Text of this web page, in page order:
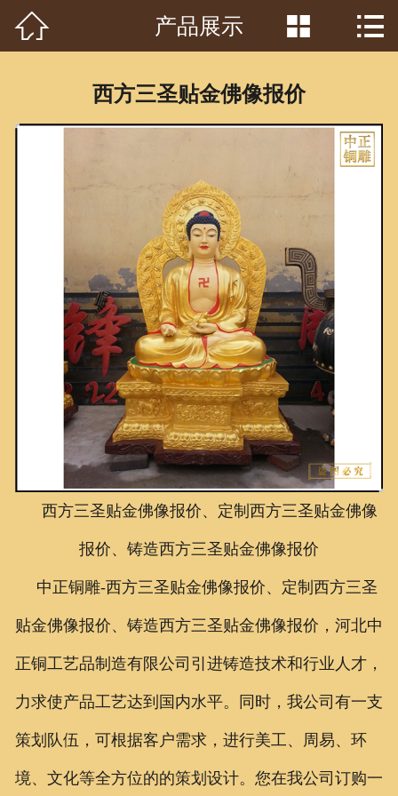
首页
客户见证
常识问答
新闻资讯
荣誉资质
泥塑鉴赏
联系我们
 产品展示  
西方三圣贴金佛像报价
西方三圣贴金佛像报价、定制西方三圣贴金佛像
报价、铸造西方三圣贴金佛像报价
中正铜雕-西方三圣贴金佛像报价、定制西方三圣
贴金佛像报价、铸造西方三圣贴金佛像报价 ， 河北中
正铜工艺品制造有限公司引进铸造技术和行业人才，
力求使产品工艺达到国内水平。同时，我公司有一支
策划队伍，可根据客户需求，进行美工、周易、环
境、文化等全方位的的策划设计。您在我公司订购一